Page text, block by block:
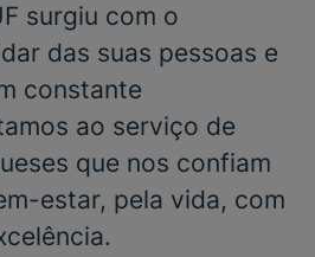
surgiu com o
das suas pessoas e
constante
ao serviço de
que nos confiam
estar, pela vida, com